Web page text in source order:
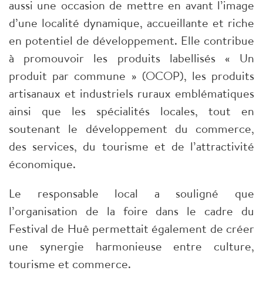
aussi une occasion de mettre en avant l’image
d’une localité dynamique, accueillante et riche
en potentiel de développement. Elle contribue
à promouvoir les produits labellisés « Un
produit par commune » (OCOP), les produits
artisanaux et industriels ruraux emblématiques
ainsi que les spécialités locales, tout en
soutenant le développement du commerce,
des services, du tourisme et de l’attractivité
économique.
Le responsable local a souligné que
l’organisation de la foire dans le cadre du
Festival de Huê permettait également de créer
une synergie harmonieuse entre culture,
tourisme et commerce.